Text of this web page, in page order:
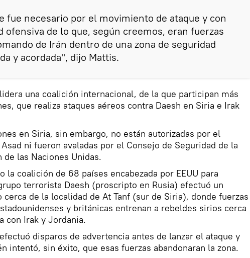
fue necesario por el movimiento de ataque y con
ofensiva de lo que, según creemos, eran fuerzas
de Irán dentro de una zona de seguridad
y acordada", dijo Mattis.
una coalición internacional, de la que participan más
que realiza ataques aéreos contra Daesh en Siria e Irak
en Siria, sin embargo, no están autorizadas por el
ni fueron avaladas por el Consejo de Seguridad de la
de las Naciones Unidas.
la coalición de 68 países encabezada por EEUU para
terrorista Daesh (proscripto en Rusia) efectuó un
cerca de la localidad de At Tanf (sur de Siria), donde fuerzas
y británicas entrenan a rebeldes sirios cerca
con Irak y Jordania.
disparos de advertencia antes de lanzar el ataque y
intentó, sin éxito, que esas fuerzas abandonaran la zona.